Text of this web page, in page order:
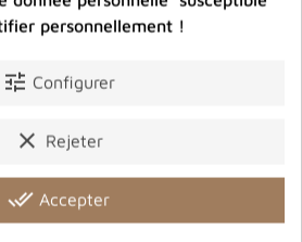
€ pour la Belgique
éco-responsable.
sans émission de gaz
carbonique
personnellement !
tune Configurer
clear Rejeter
done_all Accepter